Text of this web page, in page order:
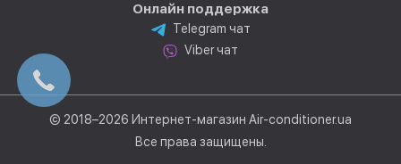
Онлайн поддержка
Telegram чат
Viber чат
© 2018–2026 Интернет-магазин Air-conditioner.ua
Все права защищены.